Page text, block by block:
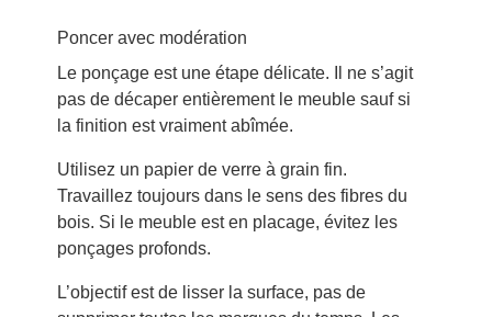
Poncer avec modération
Le ponçage est une étape délicate. Il ne s’agit
pas de décaper entièrement le meuble sauf si
la finition est vraiment abîmée.
Utilisez un papier de verre à grain fin.
Travaillez toujours dans le sens des fibres du
bois. Si le meuble est en placage, évitez les
ponçages profonds.
L’objectif est de lisser la surface, pas de